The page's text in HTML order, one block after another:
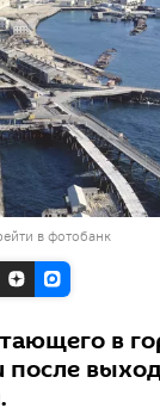
в фотобанк
в
после